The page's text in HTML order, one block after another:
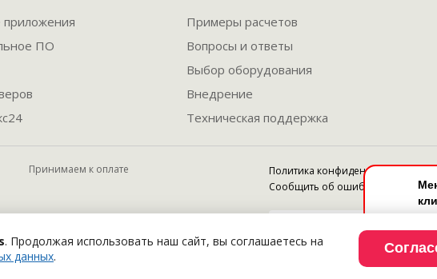
об
ПО
Примеры расчетов
Вопросы и ответы
Выбор оборудования
Внедрение
Техническая поддержка
их
Принимаем к оплате Политика конфиденциальности
Сообщить об ошибке
. Продолжая использовать наш сайт, вы соглашаетесь на
данных.